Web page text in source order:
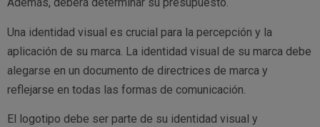
Además, deberá determinar su presupuesto.
Una identidad visual es crucial para la percepción y la
aplicación de su marca. La identidad visual de su marca debe
alegarse en un documento de directrices de marca y
reflejarse en todas las formas de comunicación.
El logotipo debe ser parte de su identidad visual y